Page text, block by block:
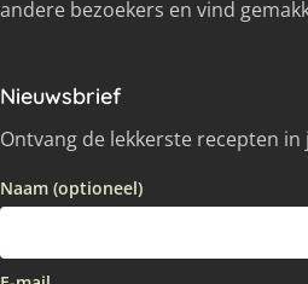
andere bezoekers en vind
Nieuwsbrief
Ontvang de lekkerste recepten in
Naam (optioneel)